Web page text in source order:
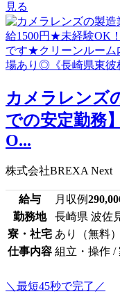
見る
カメラレンズ
での安定勤務
O...
株式会社BREXA Next
給与 月収例
勤務地
長崎県 波佐
寮・社宅 あり（無料）
仕事内容 組立・操作 /
＼最短45秒で完了／